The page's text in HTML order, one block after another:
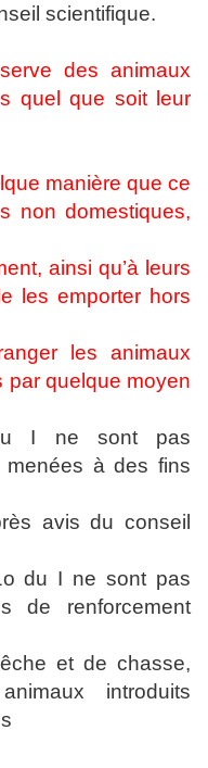
scientifique.
des animaux
quel que soit leur
manière que ce
non domestiques,
ainsi qu’à leurs
les emporter hors
les animaux
par quelque moyen
I ne sont pas
menées à des fins
avis du conseil
du I ne sont pas
de renforcement
et de chasse,
introduits